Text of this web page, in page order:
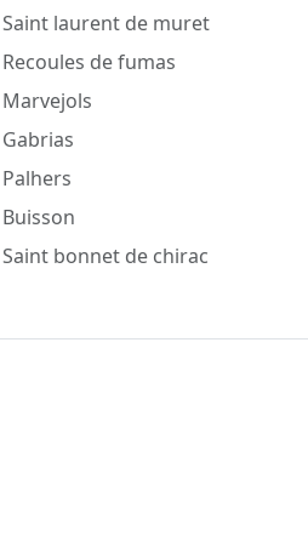
laurent de muret
de fumas
bonnet de chirac